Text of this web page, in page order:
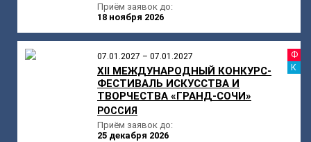
Приём заявок до:
18 ноября 2026
07.01.2027 – 07.01.2027
XII МЕЖДУНАРОДНЫЙ КОНКУРС-
ФЕСТИВАЛЬ ИСКУССТВА И
ТВОРЧЕСТВА «ГРАНД-СОЧИ»
РОССИЯ
Приём заявок до:
25 декабря 2026